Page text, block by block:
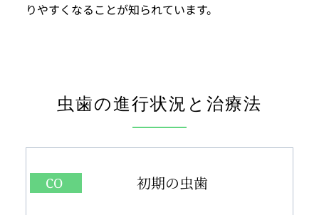
りやすくなることが知られています。
虫歯の進行状況と治療法
CO 初期の虫歯